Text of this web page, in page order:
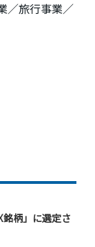
／旅行事業／
柄」に選定さ